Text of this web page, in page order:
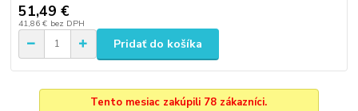
51,49 €
41,86 € bez DPH
Pridať do košíka
Tento mesiac zakúpili 78 zákazníci.